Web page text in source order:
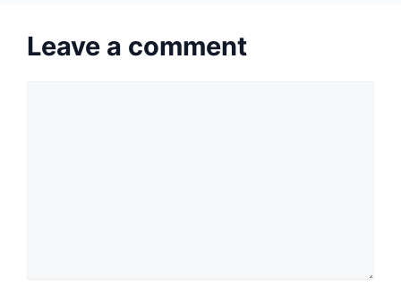
Leave a comment